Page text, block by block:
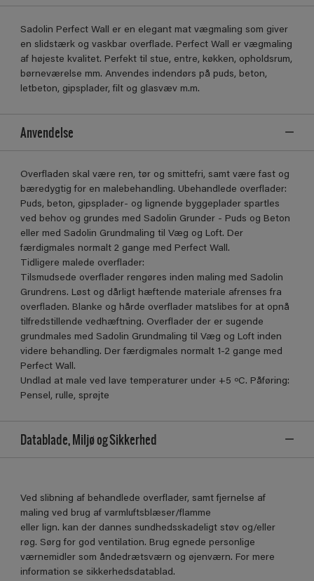
Sadolin Perfect Wall er en elegant mat vægmaling som giver
en slidstærk og vaskbar overflade. Perfect Wall er vægmaling
af højeste kvalitet. Perfekt til stue, entre, køkken, opholdsrum,
børneværelse mm. Anvendes indendørs på puds, beton,
letbeton, gipsplader, filt og glasvæv m.m.
Anvendelse
Overfladen skal være ren, tør og smittefri, samt være fast og
bæredygtig for en malebehandling. Ubehandlede overflader:
Puds, beton, gipsplader- og lignende byggeplader spartles
ved behov og grundes med Sadolin Grunder - Puds og Beton
eller med Sadolin Grundmaling til Væg og Loft. Der
færdigmales normalt 2 gange med Perfect Wall.
Tidligere malede overflader:
Tilsmudsede overflader rengøres inden maling med Sadolin
Grundrens. Løst og dårligt hæftende materiale afrenses fra
overfladen. Blanke og hårde overflader matslibes for at opnå
tilfredstillende vedhæftning. Overflader der er sugende
grundmales med Sadolin Grundmaling til Væg og Loft inden
videre behandling. Der færdigmales normalt 1-2 gange med
Perfect Wall.
Undlad at male ved lave temperaturer under +5 ºC. Påføring:
Pensel, rulle, sprøjte
Datablade, Miljø og Sikkerhed
Ved slibning af behandlede overflader, samt fjernelse af
maling ved brug af varmluftsblæser/flamme
eller lign. kan der dannes sundhedsskadeligt støv og/eller
røg. Sørg for god ventilation. Brug egnede personlige
værnemidler som åndedrætsværn og øjenværn. For mere
information se sikkerhedsdatablad.